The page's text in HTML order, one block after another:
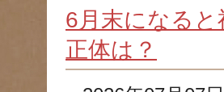
6月末になる
正体は？